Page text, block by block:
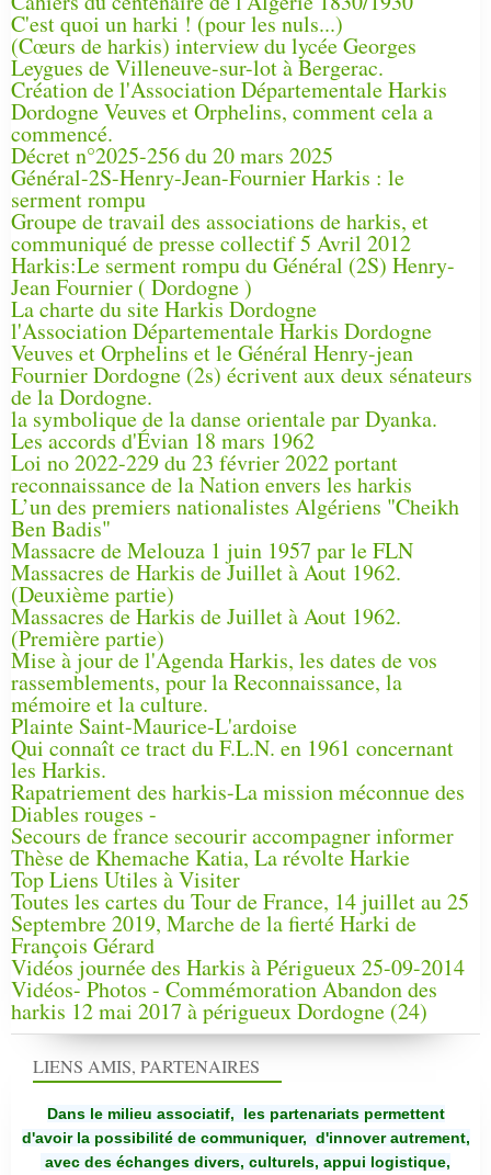
C'est quoi un harki ! (pour les nuls...)
(Cœurs de harkis) interview du lycée Georges
Leygues de Villeneuve-sur-lot à Bergerac.
Création de l'Association Départementale Harkis
Dordogne Veuves et Orphelins, comment cela a
commencé.
Décret n°2025-256 du 20 mars 2025
Général-2S-Henry-Jean-Fournier Harkis : le
serment rompu
Groupe de travail des associations de harkis, et
communiqué de presse collectif 5 Avril 2012
Harkis:Le serment rompu du Général (2S) Henry-
Jean Fournier ( Dordogne )
La charte du site Harkis Dordogne
l'Association Départementale Harkis Dordogne
Veuves et Orphelins et le Général Henry-jean
Fournier Dordogne (2s) écrivent aux deux sénateurs
de la Dordogne.
la symbolique de la danse orientale par Dyanka.
Les accords d'Évian 18 mars 1962
Loi no 2022-229 du 23 février 2022 portant
reconnaissance de la Nation envers les harkis
L’un des premiers nationalistes Algériens "Cheikh
Ben Badis"
Massacre de Melouza 1 juin 1957 par le FLN
Massacres de Harkis de Juillet à Aout 1962.
(Deuxième partie)
Massacres de Harkis de Juillet à Aout 1962.
(Première partie)
Mise à jour de l'Agenda Harkis, les dates de vos
rassemblements, pour la Reconnaissance, la
mémoire et la culture.
Plainte Saint-Maurice-L'ardoise
Qui connaît ce tract du F.L.N. en 1961 concernant
les Harkis.
Rapatriement des harkis-La mission méconnue des
Diables rouges -
Secours de france secourir accompagner informer
Thèse de Khemache Katia, La révolte Harkie
Top Liens Utiles à Visiter
Toutes les cartes du Tour de France, 14 juillet au 25
Septembre 2019, Marche de la fierté Harki de
François Gérard
Vidéos journée des Harkis à Périgueux 25-09-2014
Vidéos- Photos - Commémoration Abandon des
harkis 12 mai 2017 à périgueux Dordogne (24)
LIENS AMIS, PARTENAIRES
Dans le milieu associatif, les partenariats permettent
d'avoir la possibilité de communiquer, d'innover autrement,
avec des échanges divers, culturels, appui logistique,